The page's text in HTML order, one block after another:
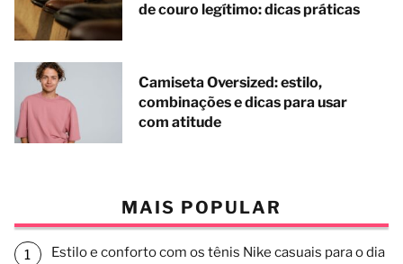
de couro legítimo: dicas práticas
Camiseta Oversized: estilo,
combinações e dicas para usar
com atitude
MAIS POPULAR
Estilo e conforto com os tênis Nike casuais para o dia